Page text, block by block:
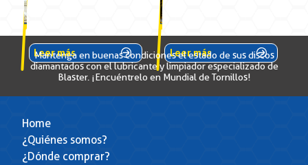
Leer más Leer más
Mantenga en buenas condiciones el estado de sus discos
diamantados con el lubricante y limpiador especializado de
Blaster. ¡Encuéntrelo en Mundial de Tornillos!
Home
¿Quiénes somos?
¿Dónde comprar?